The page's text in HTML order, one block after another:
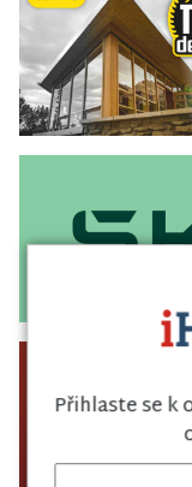
Přihlaste se k